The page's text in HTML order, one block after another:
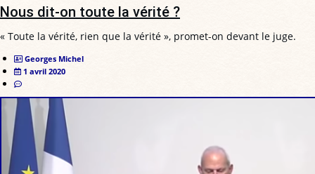
Nous dit-on toute la vérité ?
« Toute la vérité, rien que la vérité », promet-on devant le juge.
Georges Michel
1 avril 2020